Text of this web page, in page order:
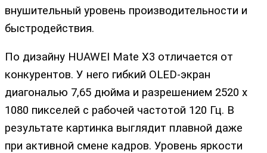
внушительный уровень производительности и
быстродействия.
По дизайну HUAWEI Mate X3 отличается от
конкурентов. У него гибкий OLED-экран
диагональю 7,65 дюйма и разрешением 2520 х
1080 пикселей с рабочей частотой 120 Гц. В
результате картинка выглядит плавной даже
при активной смене кадров. Уровень яркости